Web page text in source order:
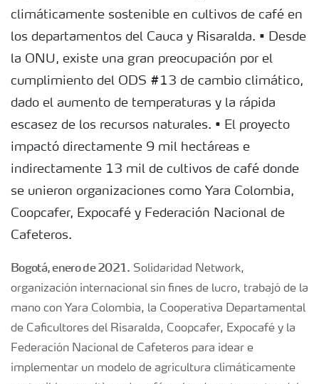
climáticamente sostenible en cultivos de café en
los departamentos del Cauca y Risaralda. • Desde
la ONU, existe una gran preocupación por el
cumplimiento del ODS #13 de cambio climático,
dado el aumento de temperaturas y la rápida
escasez de los recursos naturales. • El proyecto
impactó directamente 9 mil hectáreas e
indirectamente 13 mil de cultivos de café donde
se unieron organizaciones como Yara Colombia,
Coopcafer, Expocafé y Federación Nacional de
Cafeteros.
Bogotá, enero de 2021. Solidaridad Network,
organización internacional sin fines de lucro, trabajó de la
mano con Yara Colombia, la Cooperativa Departamental
de Caficultores del Risaralda, Coopcafer, Expocafé y la
Federación Nacional de Cafeteros para idear e
implementar un modelo de agricultura climáticamente